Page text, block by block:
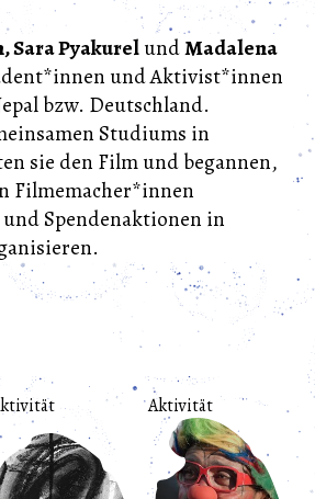
Sara PyakurelundMadalena
und Aktivist*innen
bzw. Deutschland.
Studiums in
sie den Film und begannen,
Filmemacher*innen
Spendenaktionen in
Aktivität